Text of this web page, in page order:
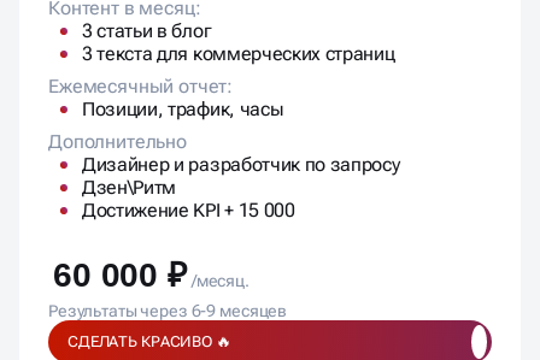
Контент в месяц:
3 статьи в блог
3 текста для коммерческих страниц
Ежемесячный отчет:
Позиции, трафик, часы
Дополнительно
Дизайнер и разработчик по запросу
Дзен\Ритм
Достижение KPI + 15 000
60 000 ₽ /месяц.
Результаты через 6-9 месяцев
СДЕЛАТЬ КРАСИВО 🔥